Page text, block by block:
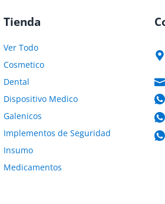
Tienda
Ver Todo
Cosmetico
Dental
Dispositivo Medico
Galenicos
Implementos de Seguridad
Insumo
Medicamentos